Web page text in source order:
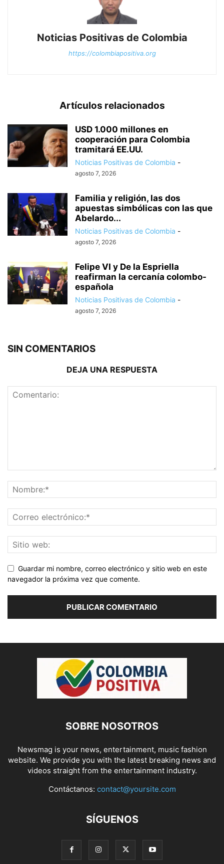
Noticias Positivas de Colombia
https://colombiapositiva.org
Artículos relacionados
USD 1.000 millones en
cooperación para Colombia
tramitará EE.UU.
Noticias Positivas de Colombia -
agosto 7, 2026
Familia y religión, las dos
apuestas simbólicas con las que
Abelardo...
Noticias Positivas de Colombia -
agosto 7, 2026
Felipe VI y De la Espriella
reafirman la cercanía colombo-
española
Noticias Positivas de Colombia -
agosto 7, 2026
SIN COMENTARIOS
DEJA UNA RESPUESTA
Guardar mi nombre, correo electrónico y sitio web en este
navegador la próxima vez que comente.
SOBRE NOSOTROS
Newsmag is your news, entertainment, music fashion
website. We provide you with the latest breaking news and
videos straight from the entertainment industry.
Contáctanos: contact@yoursite.com
SÍGUENOS